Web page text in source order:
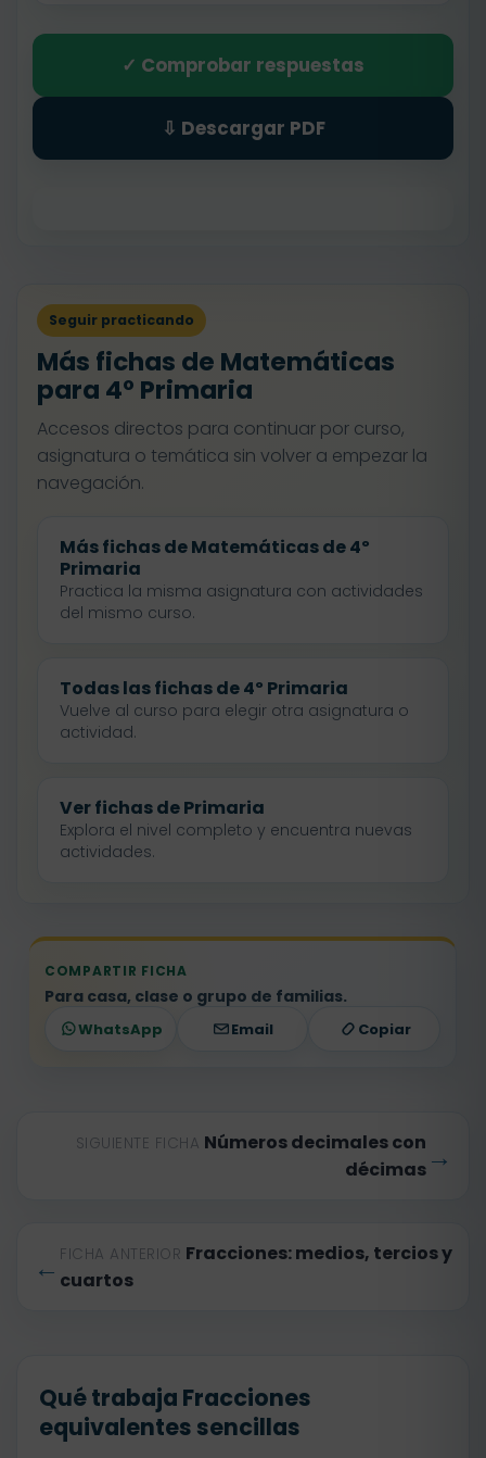
✓ Comprobar respuestas
⇩ Descargar PDF
Seguir practicando
Más fichas de Matemáticas
para 4º Primaria
Accesos directos para continuar por curso,
asignatura o temática sin volver a empezar la
navegación.
Más fichas de Matemáticas de 4º
Primaria
Practica la misma asignatura con actividades
del mismo curso.
Todas las fichas de 4º Primaria
Vuelve al curso para elegir otra asignatura o
actividad.
Ver fichas de Primaria
Explora el nivel completo y encuentra nuevas
actividades.
COMPARTIR FICHA
Para casa, clase o grupo de familias.
WhatsApp Email Copiar
← FICHA ANTERIOR Fracciones: medios, tercios y
cuartos
SIGUIENTE FICHA Números decimales con
décimas →
Qué trabaja Fracciones
equivalentes sencillas